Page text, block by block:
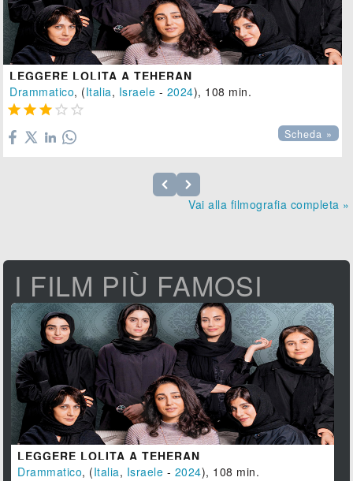
LEGGERE LOLITA A TEHERAN
Drammatico, (Italia, Israele - 2024), 108 min.
    
Scheda »
Vai alla filmografia completa »
I FILM PIÙ FAMOSI
LEGGERE LOLITA A TEHERAN
Drammatico, (Italia, Israele - 2024), 108 min.